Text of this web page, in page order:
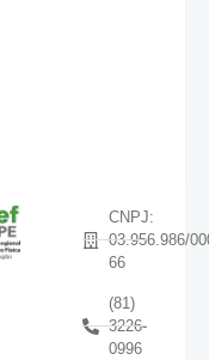
CNPJ:
03.956.986/
66
(81)
3226-
0996